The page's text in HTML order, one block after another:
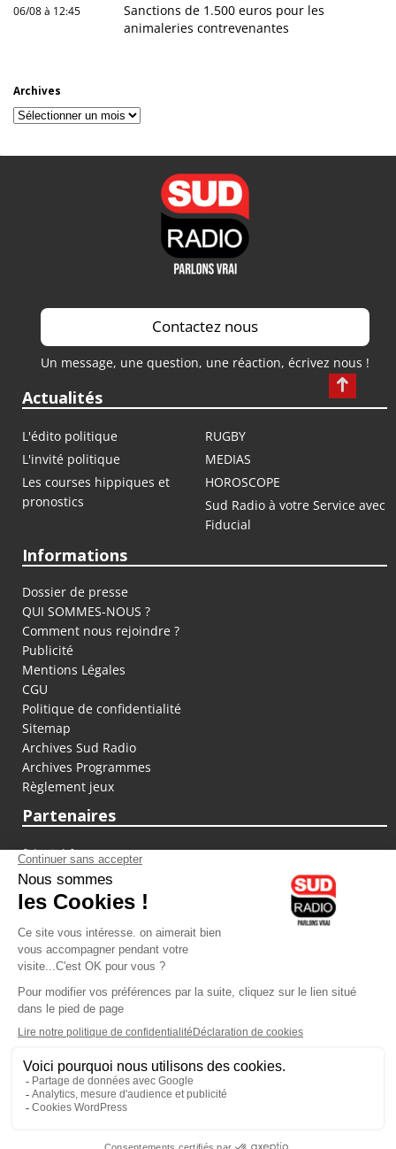
06/08 à 12:45
Sanctions de 1.500 euros pour les
animaleries contrevenantes
Archives
Archives
Contactez nous
Un message, une question, une réaction, écrivez nous !
Actualités
L'édito politique
RUGBY
L'invité politique
MEDIAS
Les courses hippiques et
pronostics
HOROSCOPE
Sud Radio à votre Service avec
Fiducial
Informations
Dossier de presse
QUI SOMMES-NOUS ?
Comment nous rejoindre ?
Publicité
Mentions Légales
CGU
Politique de confidentialité
Sitemap
Archives Sud Radio
Archives Programmes
Règlement jeux
Partenaires
fiducial.fr
lyoncapitale.fr
olympique-et-lyonnais.com
L'application Iphone / Android
Téléchargez l'application
Les cookies
Gestion des cookies
Crédit photos : ©Sud Radio / Pierre Olivier